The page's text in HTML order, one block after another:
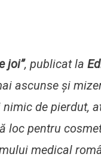
joi”, publicat la
ascunse și
de pierdut,
loc pentru
medical